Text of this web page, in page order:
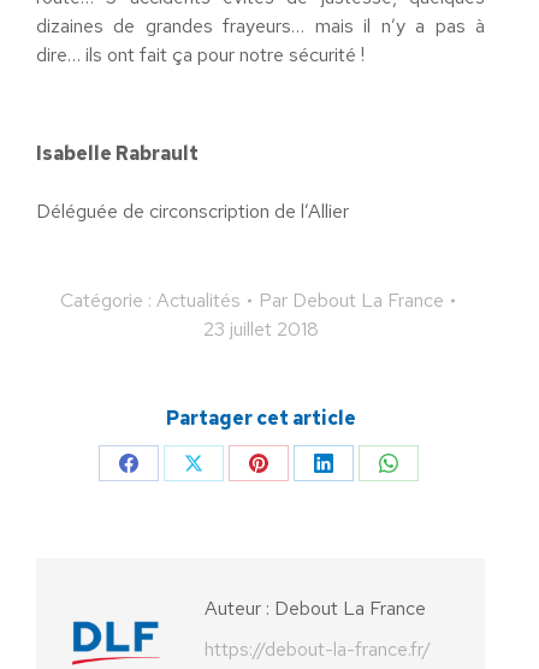
dizaines de grandes frayeurs… mais il n’y a pas à
dire… ils ont fait ça pour notre sécurité !
Isabelle Rabrault
Déléguée de circonscription de l’Allier
Catégorie : Actualités Par Debout La France
23 juillet 2018
Partager cet article
PartagerPartagerPartagerPartagerPartager
Auteur : Debout La France
https://debout-la-france.fr/